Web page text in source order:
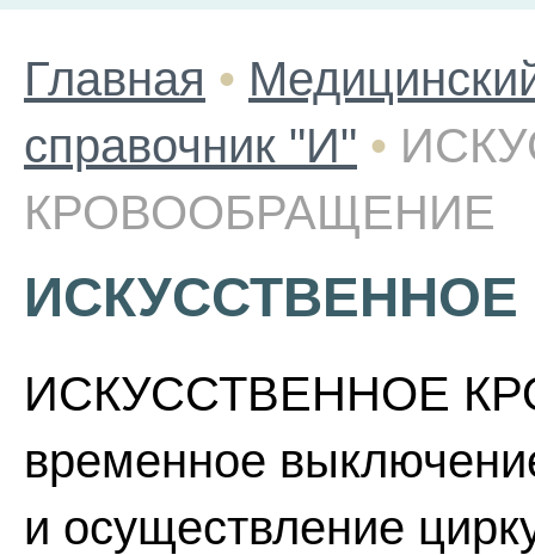
Главная •
справочник "И" •
КРОВООБРАЩЕНИЕ
ИСКУССТВЕННОЕ
временное
и осуществление